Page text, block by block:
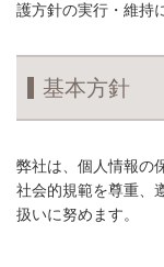
護方針の実行・維持
基本方針
弊社は、個人情報の
社会的規範を尊重、
扱いに努めます。